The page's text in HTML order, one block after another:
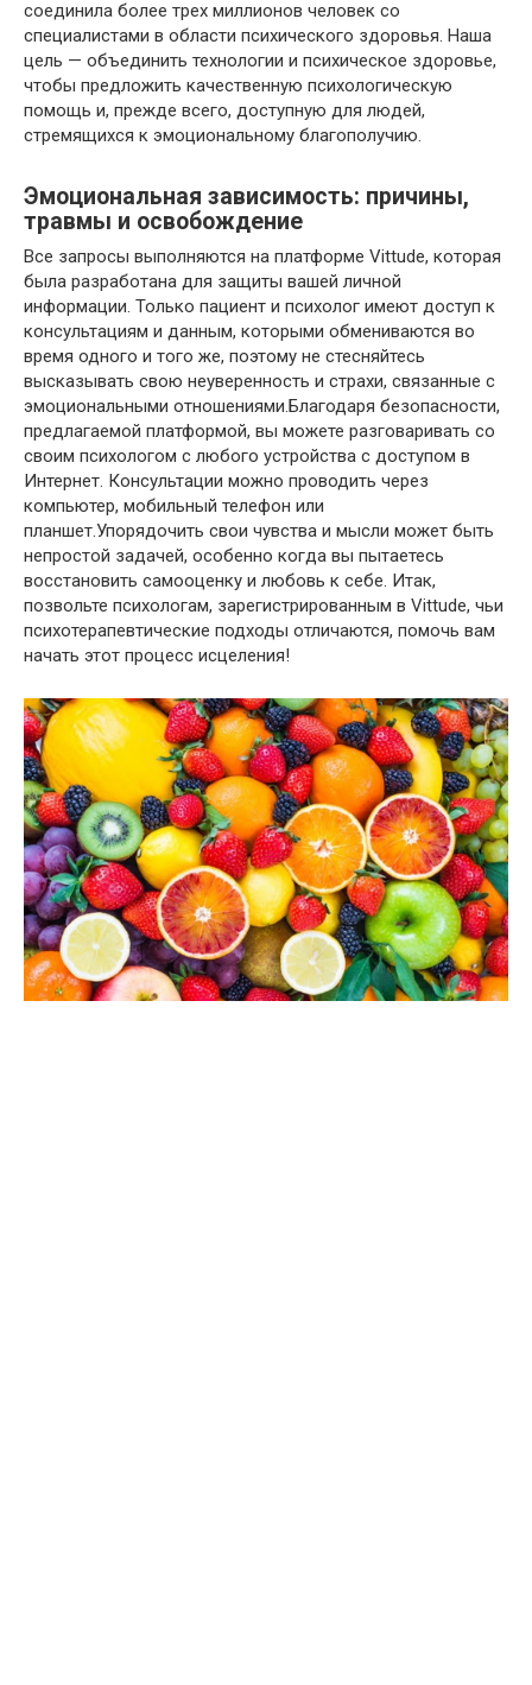
соединила более трех миллионов человек со
специалистами в области психического здоровья. Наша
цель — объединить технологии и психическое здоровье,
чтобы предложить качественную психологическую
помощь и, прежде всего, доступную для людей,
стремящихся к эмоциональному благополучию.
Эмоциональная зависимость: причины,
травмы и освобождение
Все запросы выполняются на платформе Vittude, которая
была разработана для защиты вашей личной
информации. Только пациент и психолог имеют доступ к
консультациям и данным, которыми обмениваются во
время одного и того же, поэтому не стесняйтесь
высказывать свою неуверенность и страхи, связанные с
эмоциональными отношениями.Благодаря безопасности,
предлагаемой платформой, вы можете разговаривать со
своим психологом с любого устройства с доступом в
Интернет. Консультации можно проводить через
компьютер, мобильный телефон или
планшет.Упорядочить свои чувства и мысли может быть
непростой задачей, особенно когда вы пытаетесь
восстановить самооценку и любовь к себе. Итак,
позвольте психологам, зарегистрированным в Vittude, чьи
психотерапевтические подходы отличаются, помочь вам
начать этот процесс исцеления!